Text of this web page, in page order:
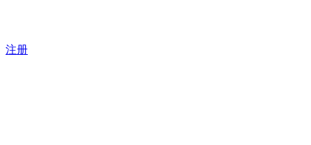
注册